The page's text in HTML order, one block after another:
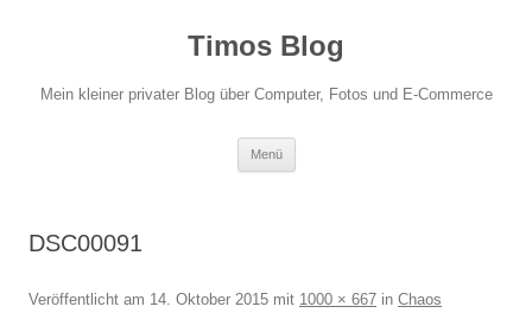
Timos Blog
Mein kleiner privater Blog über Computer, Fotos und E-Commerce
Menü
DSC00091
Veröffentlicht am 14. Oktober 2015 mit 1000 × 667 in Chaos